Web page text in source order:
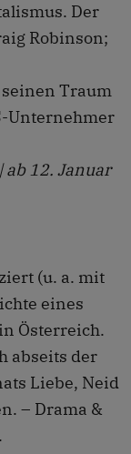
Der
Robinson;
Traum
Unternehmer
ab 12. Januar
(u. a. mit
eines
Österreich.
abseits der
Liebe, Neid
– Drama &